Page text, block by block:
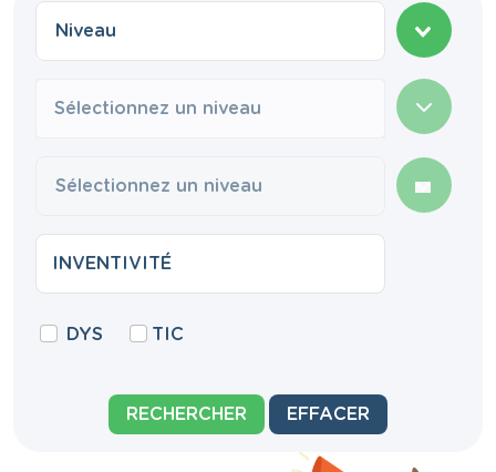
Sélectionnez un niveau
DYS TIC
RECHERCHER EFFACER